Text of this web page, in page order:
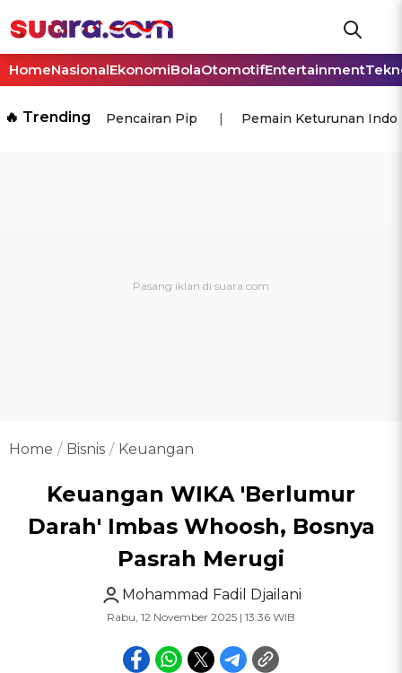
HomeNasionalEkonomiBolaOtomotifEntertainment
🔥 Trending Pencairan Pip Pemain Keturunan
Home Bisnis Keuangan
Keuangan WIKA 'Berlumur
Darah' Imbas Whoosh, Bosnya
Pasrah Merugi
Mohammad Fadil Djailani
Rabu, 12 November 2025 | 13:36 WIB